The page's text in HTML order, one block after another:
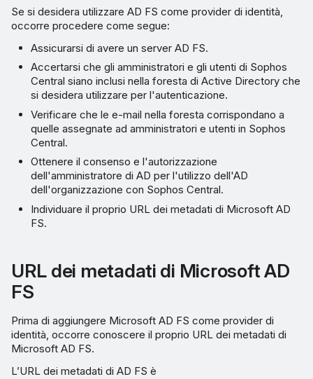
Se si desidera utilizzare AD FS come provider di identità,
occorre procedere come segue:
Assicurarsi di avere un server AD FS.
Accertarsi che gli amministratori e gli utenti di Sophos
Central siano inclusi nella foresta di Active Directory che
si desidera utilizzare per l'autenticazione.
Verificare che le e-mail nella foresta corrispondano a
quelle assegnate ad amministratori e utenti in Sophos
Central.
Ottenere il consenso e l'autorizzazione
dell'amministratore di AD per l'utilizzo dell'AD
dell'organizzazione con Sophos Central.
Individuare il proprio URL dei metadati di Microsoft AD
FS.
URL dei metadati di Microsoft AD
FS
Prima di aggiungere Microsoft AD FS come provider di
identità, occorre conoscere il proprio URL dei metadati di
Microsoft AD FS.
L’URL dei metadati di AD FS è